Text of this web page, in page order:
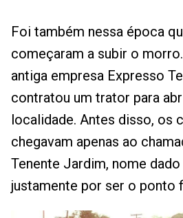
Foi também nessa época
começaram a subir o
antiga empresa Expresso
contratou um trator para
localidade. Antes disso, os
chegavam apenas ao
Tenente Jardim, nome
justamente por ser o ponto